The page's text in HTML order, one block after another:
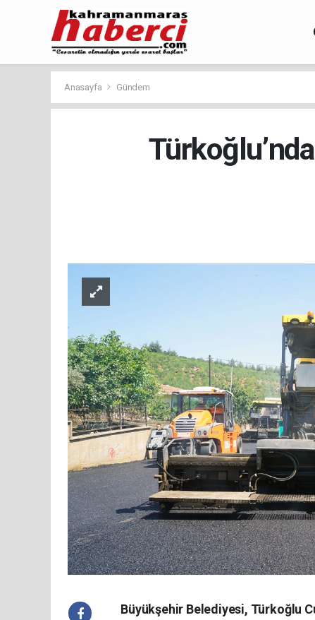
Anasayfa Gündem
Büyükşehir Belediyesi, Türkoğlu